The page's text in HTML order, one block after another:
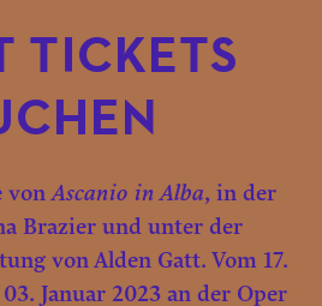
TICKETS
vonAscanio in Alba, in der
Brazier und unter der
von Alden Gatt. Vom 17.
Januar 2023 an der Oper